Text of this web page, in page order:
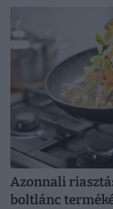
Azonnali
boltlánc